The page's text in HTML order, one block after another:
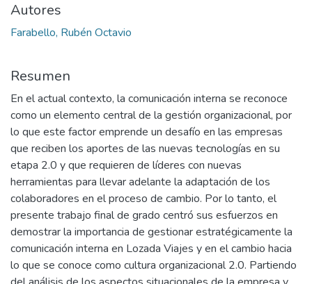
Autores
Farabello, Rubén Octavio
Resumen
En el actual contexto, la comunicación interna se reconoce
como un elemento central de la gestión organizacional, por
lo que este factor emprende un desafío en las empresas
que reciben los aportes de las nuevas tecnologías en su
etapa 2.0 y que requieren de líderes con nuevas
herramientas para llevar adelante la adaptación de los
colaboradores en el proceso de cambio. Por lo tanto, el
presente trabajo final de grado centró sus esfuerzos en
demostrar la importancia de gestionar estratégicamente la
comunicación interna en Lozada Viajes y en el cambio hacia
lo que se conoce como cultura organizacional 2.0. Partiendo